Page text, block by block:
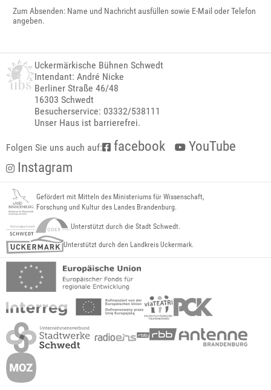
Zum Absenden: Name und Nachricht ausfüllen sowie E-Mail oder Telefon
angeben.
Uckermärkische Bühnen Schwedt
Intendant: André Nicke
Berliner Straße 46/48
16303 Schwedt
Besucherservice: 03332/538111
Unser Haus ist barrierefrei.
Folgen Sie uns auch auf: facebook
YouTube
Instagram
Gefördert mit Mitteln des Ministeriums für Wissenschaft,
Forschung und Kultur des Landes Brandenburg.
Unterstützt durch die Stadt Schwedt.
Unterstützt durch den Landkreis Uckermark.